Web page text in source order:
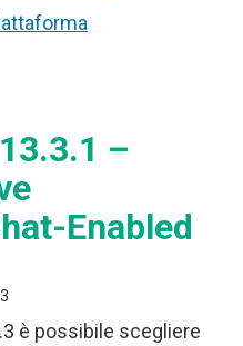
–
Enabled
è possibile scegliere